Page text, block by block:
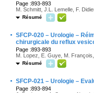
Page :893-893
M. Schmitt, J.L. Lemelle, F.
Résumé
· SFCP-020 – Urologie –
chirurgicale du reflux
Page :893-893
M. Lopez, E. Guye, M.
Résumé
· SFCP-021 – Urologie –
Page :893-894